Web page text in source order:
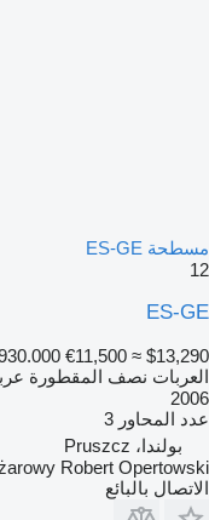
مسطحة ES-GE
12
ES-GE
€11,500 ≈ $13,290
العربات نصف المقطورة
2006
عدد المحاور 3
بولندا، Pruszcz
Robert Opertowski
الاتصال بالبائع